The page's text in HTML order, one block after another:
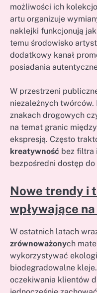
możliwości ich
artu organizuje
naklejki funkcjonują
temu środowisko
dodatkowy kanał
posiadania
W przestrzeni
niezależnych twórców.
znakach drogowych
na temat granic
ekspresją. Często
kreatywność bez filtra
bezpośredni dostęp
Nowe trendy i
wpływające
W ostatnich latach
zrównoważonych
wykorzystywać
biodegradowalne
oczekiwania klientów